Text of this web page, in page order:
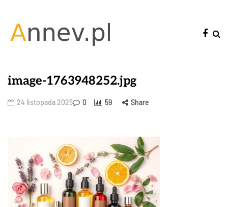
image-1763948252.jpg
24 listopada 2025 0 59 Share